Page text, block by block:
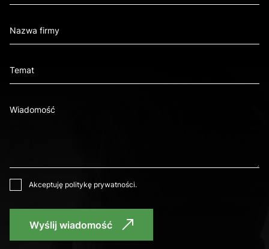
Akceptuję politykę prywatności.
Wyślij wiadomość